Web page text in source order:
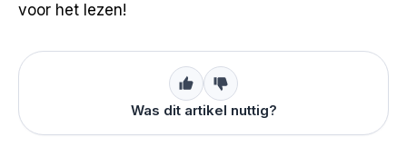
voor het lezen!
Was dit artikel nuttig?